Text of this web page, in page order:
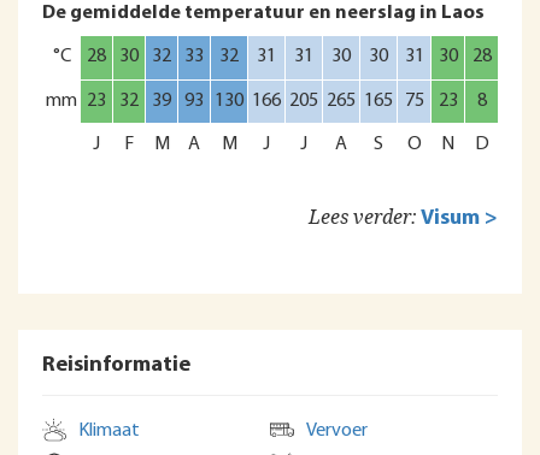
De gemiddelde temperatuur en neerslag in Laos
°C 28 30 32 33 32 31 31 30 30 31 30 28
mm 23 32 39 93 130 166 205 265 165 75 23 8
J F M A M J J A S O N D
Lees verder: Visum >
Reisinformatie
Klimaat
Vervoer